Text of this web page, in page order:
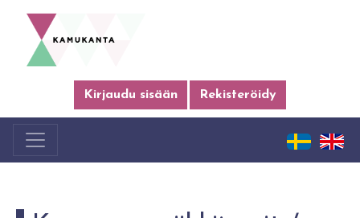
Kirjaudu sisään Rekisteröidy